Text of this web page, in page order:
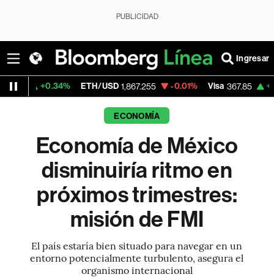
PUBLICIDAD
Ingresar
ETH/USD 1,867.255 -0.01% Visa 367.85 +0.60%
ECONOMÍA
Economía de México
disminuiría ritmo en
próximos trimestres:
misión de FMI
El país estaría bien situado para navegar en un
entorno potencialmente turbulento, asegura el
organismo internacional